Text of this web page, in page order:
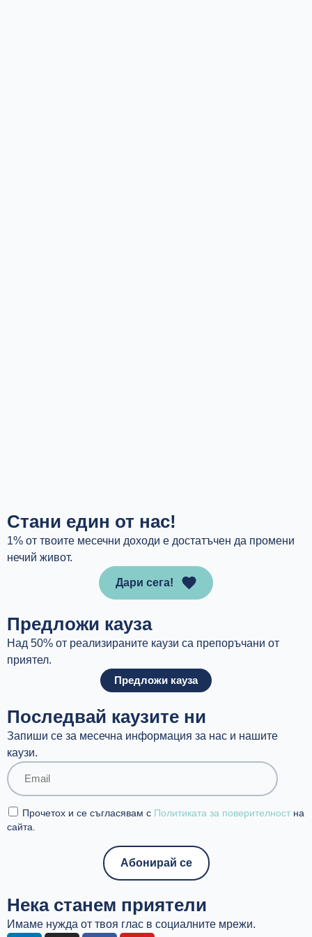
Стани един от нас!
1% от твоите месечни доходи е достатъчен да промени
нечий живот.
Дари сега!
Предложи кауза
Над 50% от реализираните каузи са препоръчани от
приятел.
Предложи кауза
Последвай каузите ни
Запиши се за месечна информация за нас и нашите
каузи.
Прочетох и се съгласявам с Политиката за поверителностна
сайта.
Нека станем приятели
Имаме нужда от твоя глас в социалните мрежи.